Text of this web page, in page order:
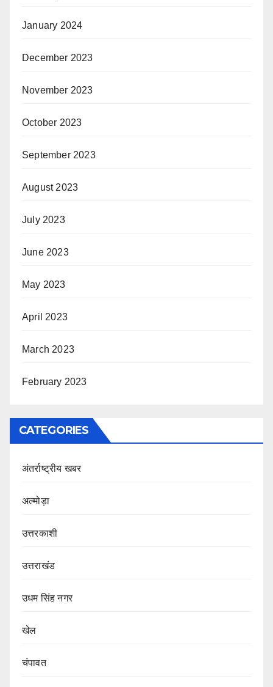
January 2024
December 2023
November 2023
October 2023
September 2023
August 2023
July 2023
June 2023
May 2023
April 2023
March 2023
February 2023
CATEGORIES
अंतर्राष्ट्रीय खबर
अल्मोड़ा
उत्तरकाशी
उत्तराखंड
उधम सिंह नगर
खेल
चंपावत